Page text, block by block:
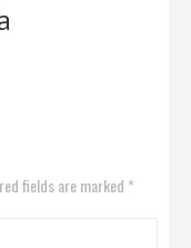
fields are marked *